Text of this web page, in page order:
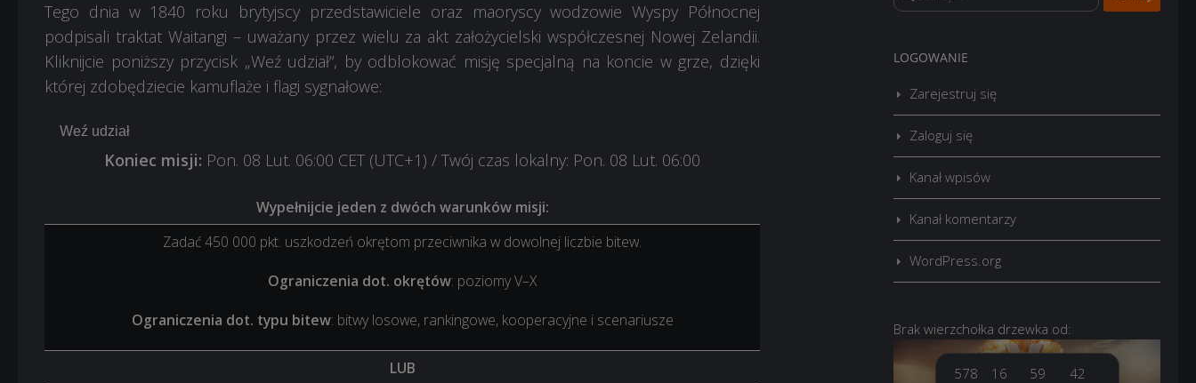
Tego dnia w 1840 roku brytyjscy przedstawiciele oraz maoryscy wodzowie Wyspy Północnej
podpisali traktat Waitangi – uważany przez wielu za akt założycielski współczesnej Nowej Zelandii.
Kliknijcie poniższy przycisk „Weź udział”, by odblokować misję specjalną na koncie w grze, dzięki
której zdobędziecie kamuflaże i flagi sygnałowe:
Weź udział
Koniec misji: Pon. 08 Lut. 06:00 CET (UTC+1) / Twój czas lokalny: Pon. 08 Lut. 06:00
Wypełnijcie jeden z dwóch warunków misji:
Zadać 450 000 pkt. uszkodzeń okrętom przeciwnika w dowolnej liczbie bitew.
Ograniczenia dot. okrętów: poziomy V–X
Ograniczenia dot. typu bitew: bitwy losowe, rankingowe, kooperacyjne i scenariusze
LUB
LOGOWANIE
Zarejestruj się
Zaloguj się
Kanał wpisów
Kanał komentarzy
WordPress.org
Brak wierzchołka drzewka od:
578
16
59
43